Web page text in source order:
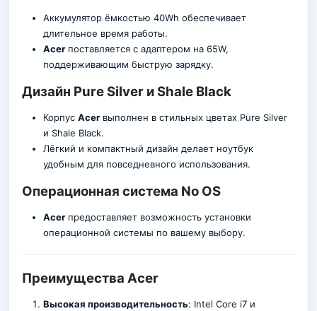
Аккумулятор ёмкостью 40Wh обеспечивает
длительное время работы.
Acerпоставляется с адаптером на 65W,
поддерживающим быструю зарядку.
Дизайн Pure Silver и Shale Black
Корпус Acerвыполнен в стильных цветах Pure Silver
и Shale Black.
Лёгкий и компактный дизайн делает ноутбук
удобным для повседневного использования.
Операционная система No OS
Acerпредоставляет возможность установки
операционной системы по вашему выбору.
Преимущества Acer
Высокая производительность: Intel Core i7 и